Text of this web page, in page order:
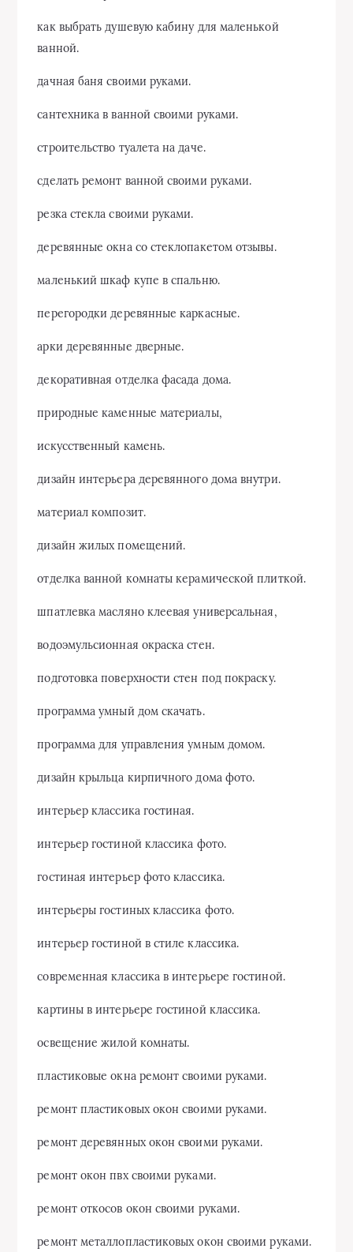
как выбрать душевую кабину для маленькой
ванной.
дачная баня своими руками.
сантехника в ванной своими руками.
строительство туалета на даче.
сделать ремонт ванной своими руками.
резка стекла своими руками.
деревянные окна со стеклопакетом отзывы.
маленький шкаф купе в спальню.
перегородки деревянные каркасные.
арки деревянные дверные.
декоративная отделка фасада дома.
природные каменные материалы,
искусственный камень.
дизайн интерьера деревянного дома внутри.
материал композит.
дизайн жилых помещений.
отделка ванной комнаты керамической плиткой.
шпатлевка масляно клеевая универсальная,
водоэмульсионная окраска стен.
подготовка поверхности стен под покраску.
программа умный дом скачать.
программа для управления умным домом.
дизайн крыльца кирпичного дома фото.
интерьер классика гостиная.
интерьер гостиной классика фото.
гостиная интерьер фото классика.
интерьеры гостиных классика фото.
интерьер гостиной в стиле классика.
современная классика в интерьере гостиной.
картины в интерьере гостиной классика.
освещение жилой комнаты.
пластиковые окна ремонт своими руками.
ремонт пластиковых окон своими руками.
ремонт деревянных окон своими руками.
ремонт окон пвх своими руками.
ремонт откосов окон своими руками.
ремонт металлопластиковых окон своими руками.